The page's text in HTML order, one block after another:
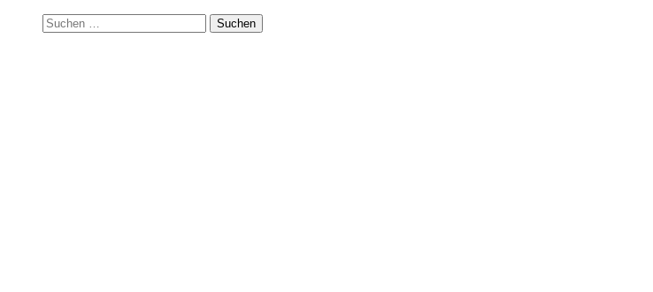
Suchen
nach: